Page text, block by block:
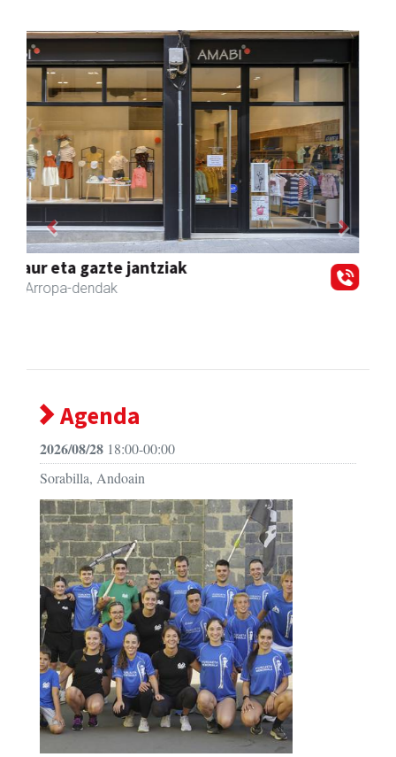
Mendi autoeskola
Andoain - Autoeskolak
Previous Next
Agenda
2026/08/28 18:00-00:00
Sorabilla, Andoain